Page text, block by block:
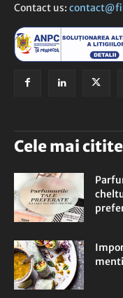
Contact us:
Cele mai citite